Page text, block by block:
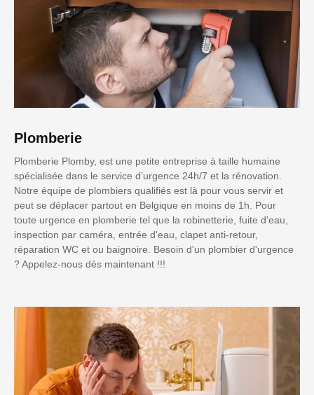
Plomberie
Plomberie Plomby, est une petite entreprise à taille humaine
spécialisée dans le service d’urgence 24h/7 et la rénovation.
Notre équipe de plombiers qualifiés est là pour vous servir et
peut se déplacer partout en Belgique en moins de 1h. Pour
toute urgence en plomberie tel que la robinetterie, fuite d'eau,
inspection par caméra, entrée d'eau, clapet anti-retour,
réparation WC et ou baignoire. Besoin d'un plombier d'urgence
? Appelez-nous dès maintenant !!!